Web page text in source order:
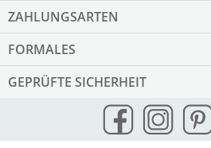
ZAHLUNGSARTEN
FORMALES
GEPRÜFTE SICHERHEIT